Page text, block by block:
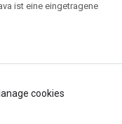
ist eine eingetragene
cookies